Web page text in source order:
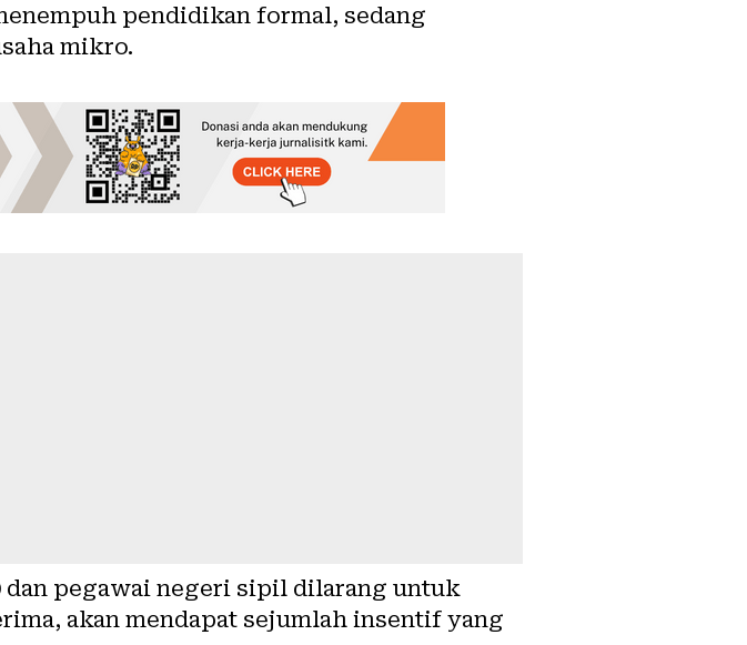
pendidikan formal, sedang
mikro.
dan pegawai negeri sipil dilarang untuk
akan mendapat sejumlah insentif yang